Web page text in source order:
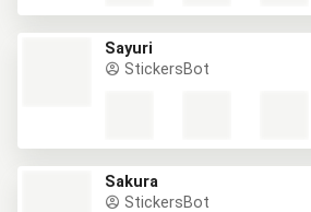
Sayuri
StickersBot
Sakura
StickersBot